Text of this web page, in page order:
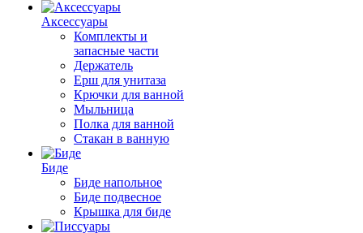
Аксессуары
Комплекты и
запасные части
Держатель
Ерш для унитаза
Крючки для ванной
Мыльница
Полка для ванной
Стакан в ванную
Биде
Биде напольное
Биде подвесное
Крышка для биде